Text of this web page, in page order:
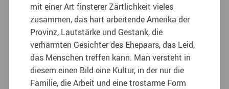
mit einer Art finsterer Zärtlichkeit vieles
zusammen, das hart arbeitende Amerika der
Provinz, Lautstärke und Gestank, die
verhärmten Gesichter des Ehepaars, das Leid,
das Menschen treffen kann. Man versteht in
diesem einen Bild eine Kultur, in der nur die
Familie, die Arbeit und eine trostarme Form